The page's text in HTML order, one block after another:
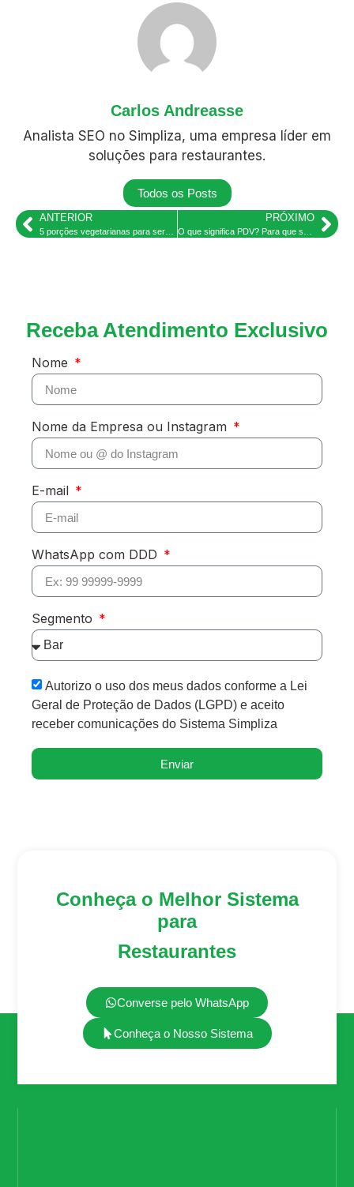
Carlos Andreasse
Analista SEO no Simpliza, uma empresa líder em
soluções para restaurantes.
Todos os Posts
ANTERIOR PRÓXIMO
Receba Atendimento Exclusivo
Nome
Nome da Empresa ou Instagram
E-mail
WhatsApp com DDD
Segmento
Autorizo o uso dos meus dados conforme a Lei
Geral de Proteção de Dados (LGPD) e aceito
receber comunicações do Sistema Simpliza
Enviar
Conheça o Melhor Sistema
para
Restaurantes
Converse pelo WhatsApp
Conheça o Nosso Sistema